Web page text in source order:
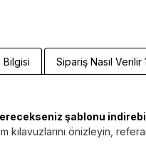
Bilgisi Sipariş Nasıl Verilir
şablonu
kılavuzlarını önizleyin,